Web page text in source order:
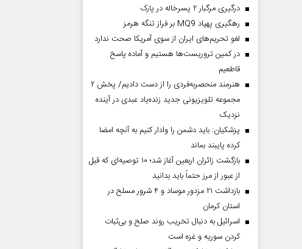
درگیری مرگبار ۲ پسرخاله در پارک
رهگیری پهپاد MQ9 بر فراز تنگه هرمز
لغو تحریم‌های ایران از سوی آمریکا صحت ندارد
در کمین تروریست‌ها هستیم و آماده پاسخ
قاطعیم
هنرمند منحصر‌به‌فردی را از دست دادیم/ پخش ۲
مجموعه تلویزیونی جدید زنده‌یاد عبدی در آینده
نزدیک
پزشکیان: باید دشمن را وادار کنیم به آنچه امضا
کرده پایبند بماند
بازگشت زائران اربعین آغاز شد؛ ۱۰ توصیه‌ای که قبل
از عبور از مرز حتماً باید بدانید
بازداشت ۲۱ مزدور موساد و ۴ شرور مسلح در
استان کرمان
اسرائیل به دنبال تخریب روند صلح و بی‌ثبات
کردن سوریه و غزه است